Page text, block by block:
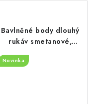
Bavlněné body dlouhý
rukáv smetanové,
Novinka